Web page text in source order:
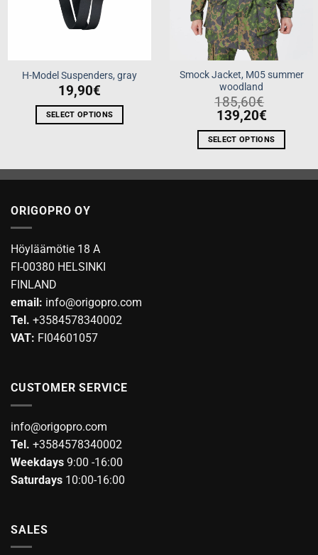
H-Model Suspenders, gray
19,90€
SELECT OPTIONS
The
be
chosen
product
page
Smock Jacket, M05 summer
woodland
185,60€
139,20€
SELECT OPTIONS
product
ORIGOPRO OY
Höyläämötie 18 A
FI-00380 HELSINKI
FINLAND
email: info@origopro.com
Tel. +3584578340002
VAT: FI04601057
CUSTOMER SERVICE
info@origopro.com
Tel. +3584578340002
Weekdays 9:00 -16:00
Saturdays 10:00-16:00
SALES